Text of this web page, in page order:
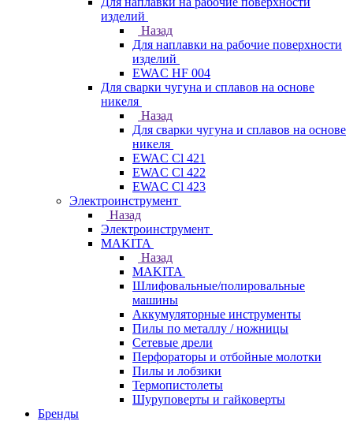
изделий
Назад
Для наплавки на рабочие поверхности
изделий
EWAC HF 004
Для сварки чугуна и сплавов на основе
никеля
Назад
Для сварки чугуна и сплавов на основе
никеля
EWAC Cl 421
EWAC Cl 422
EWAC Cl 423
Электроинструмент
Назад
Электроинструмент
МAKITA
Назад
МAKITA
Шлифовальные/полировальные
машины
Аккумуляторные инструменты
Пилы по металлу / ножницы
Сетевые дрели
Перфораторы и отбойные молотки
Пилы и лобзики
Термопистолеты
Шуруповерты и гайковерты
Бренды